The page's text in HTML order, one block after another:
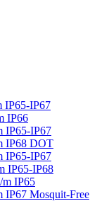
IP65-IP67
IP66
IP65-IP67
IP68 DOT
IP65-IP67
IP65-IP68
IP65
IP67 Mosquit-Free